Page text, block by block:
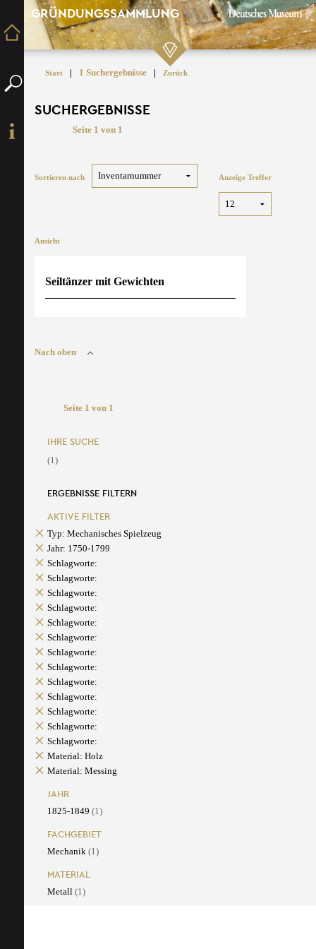
GRÜNDUNGSSAMMLUNG
Start | 1 Suchergebnisse | Zurück
SUCHERGEBNISSE
Seite 1 von 1
Sortieren nach Anzeige Treffer
Ansicht
Seiltänzer mit Gewichten
Nach oben
Seite 1 von 1
IHRE SUCHE
(1)
ERGEBNISSE FILTERN
AKTIVE FILTER
Typ: Mechanisches Spielzeug
Jahr: 1750-1799
Schlagworte:
Schlagworte:
Schlagworte:
Schlagworte:
Schlagworte:
Schlagworte:
Schlagworte:
Schlagworte:
Schlagworte:
Schlagworte:
Schlagworte:
Schlagworte:
Schlagworte:
Material: Holz
Material: Messing
JAHR
1825-1849 (1)
FACHGEBIET
Mechanik (1)
MATERIAL
Metall (1)